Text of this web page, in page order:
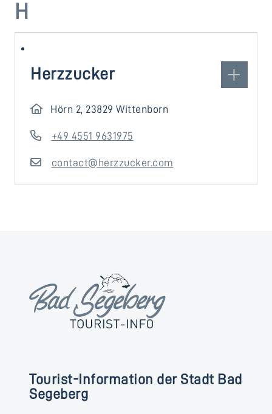
H
Herzzucker
Hörn 2, 23829 Wittenborn
+49 4551 9631975
contact@herzzucker.com
Tourist-Information der Stadt Bad
Segeberg